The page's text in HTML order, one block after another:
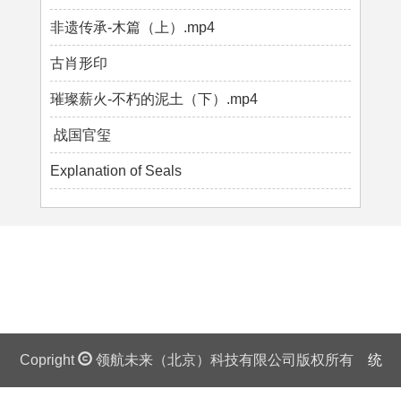
非遗传承-木篇（上）.mp4
古肖形印
璀璨薪火-不朽的泥土（下）.mp4
战国官玺
Explanation of Seals
Copright 领航未来（北京）科技有限公司版权所有 统